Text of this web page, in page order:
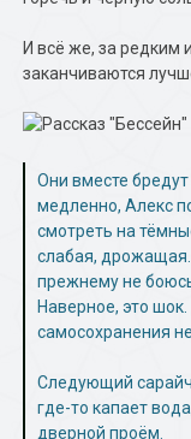
И всё же, за редким
заканчиваются
Они вместе
медленно, Алекс
смотреть на
слабая, дрожащая.
прежнему не
Наверное, это
самосохранения
Следующий
где-то капает
дверной проём.